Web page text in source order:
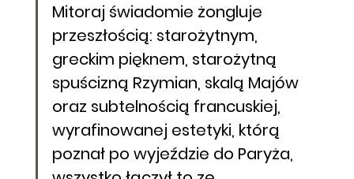
Mitoraj świadomie żongluje
przeszłością: starożytnym,
greckim pięknem, starożytną
spuścizną Rzymian, skalą Majów
oraz subtelnością francuskiej,
wyrafinowanej estetyki, którą
poznał po wyjeździe do Paryża,